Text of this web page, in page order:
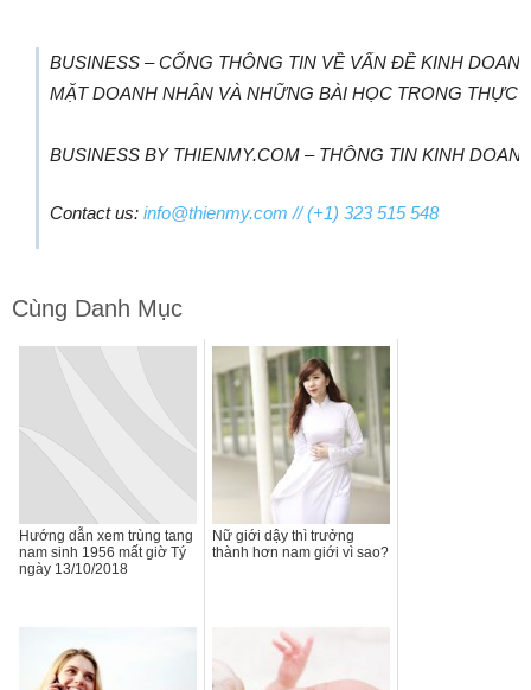
BUSINESS – CỔNG THÔNG TIN VỀ VẤN ĐỀ KINH
MẶT DOANH NHÂN VÀ NHỮNG BÀI HỌC TRONG THỰC
BUSINESS BY THIENMY.COM – THÔNG TIN KINH
Contact us: info@thienmy.com // (+1) 323 515 548
Cùng Danh Mục
Hướng dẫn xem trùng tang
nam sinh 1956 mất giờ Tý
ngày 13/10/2018
Nữ giới dậy thì trưởng
thành hơn nam giới vì sao?